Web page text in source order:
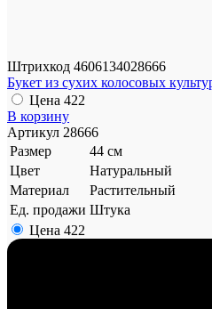
Штрихкод 4606134028666
Букет из сухих колосовых
Цена 422
В корзину
Артикул 28666
Размер
44 см
Цвет
Натуральный
Материал
Растительный
Ед. продажи Штука
Цена 422